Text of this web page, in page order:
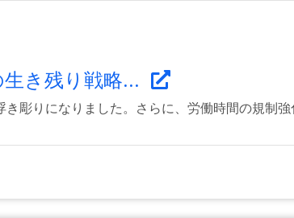
き残り戦略...
彫りになりました。さらに、労働時間の規制